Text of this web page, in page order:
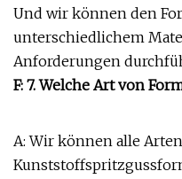
Und wir können den
unterschiedlichem
Anforderungen
F: 7. Welche Art von
A: Wir können alle